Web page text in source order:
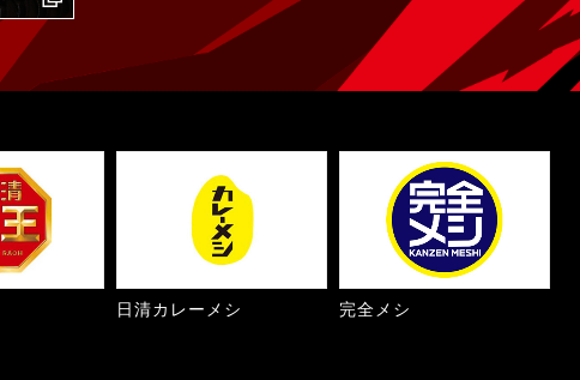
日清カレーメシ 完全メシ